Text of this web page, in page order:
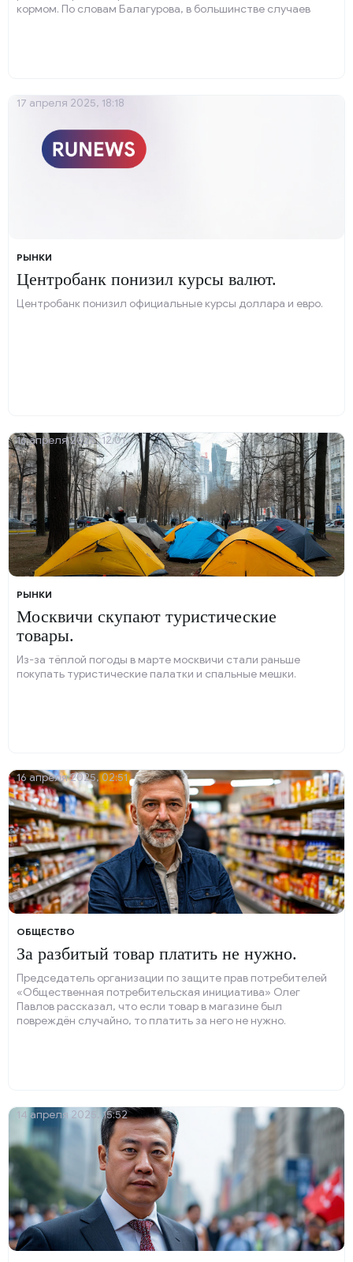
кормом. По словам Балагурова, в большинстве случаев
РЫНКИ
Центробанк понизил курсы валют.
Центробанк понизил официальные курсы доллара и евро.
17 апреля 2025, 18:18
РЫНКИ
Москвичи скупают туристические
товары.
Из-за тёплой погоды в марте москвичи стали раньше
покупать туристические палатки и спальные мешки.
16 апреля 2025, 12:01
ОБЩЕСТВО
За разбитый товар платить не нужно.
Председатель организации по защите прав потребителей
«Общественная потребительская инициатива» Олег
Павлов рассказал, что если товар в магазине был
повреждён случайно, то платить за него не нужно.
16 апреля 2025, 02:51
14 апреля 2025, 15:52